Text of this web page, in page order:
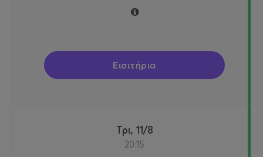
Εισιτήρια
Τρι, 11/8
20:15